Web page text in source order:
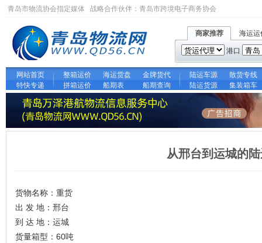
青岛市物流协会指定媒体 战略合作伙伴： 青岛市跨境电子商务协会
商家推荐 海运运
港口
网站首页 整箱运价 海运货盘 金牌货代 陆运车源
散货专线
特快专递
拼箱运价 船期表 船期查询 陆运货源 集装箱车
从邢台到运城的
货物名称：重货
出 发 地：邢台
到 达 地：运城
货量箱型：60吨